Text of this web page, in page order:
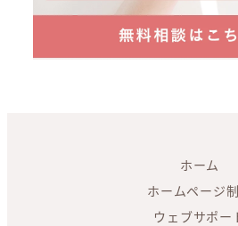
ホーム
ホームページ
ウェブサポー